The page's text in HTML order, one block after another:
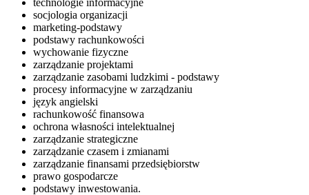
socjologia organizacji
marketing-podstawy
podstawy rachunkowości
wychowanie fizyczne
zarządzanie projektami
zarządzanie zasobami ludzkimi - podstawy
procesy informacyjne w zarządzaniu
język angielski
rachunkowość finansowa
ochrona własności intelektualnej
zarządzanie strategiczne
zarządzanie czasem i zmianami
zarządzanie finansami przedsiębiorstw
prawo gospodarcze
podstawy inwestowania.